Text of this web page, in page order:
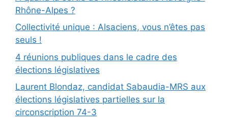
Rhône-Alpes ?
Collectivité unique : Alsaciens, vous n’êtes pas
seuls !
4 réunions publiques dans le cadre des
élections législatives
Laurent Blondaz, candidat Sabaudia-MRS aux
élections législatives partielles sur la
circonscription 74-3